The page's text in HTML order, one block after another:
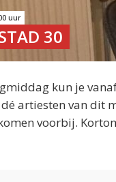
uur
30
kun je
artiesten van dit
voorbij.